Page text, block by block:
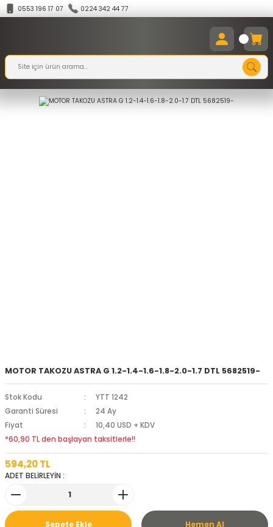
0553 196 17 07 0224 342 44 77
MOTOR TAKOZU ASTRA G 1.2-1.4-1.6-1.8-2.0-1.7 DTL 5682519-
Stok Kodu
YTT 1242
Garanti Süresi
24 Ay
Fiyat
10,40 USD + KDV
*60,90 TL den başlayan taksitlerle!!
594,20 TL
ADET BELİRLEYİN :
Sepete Ekle Hemen Al